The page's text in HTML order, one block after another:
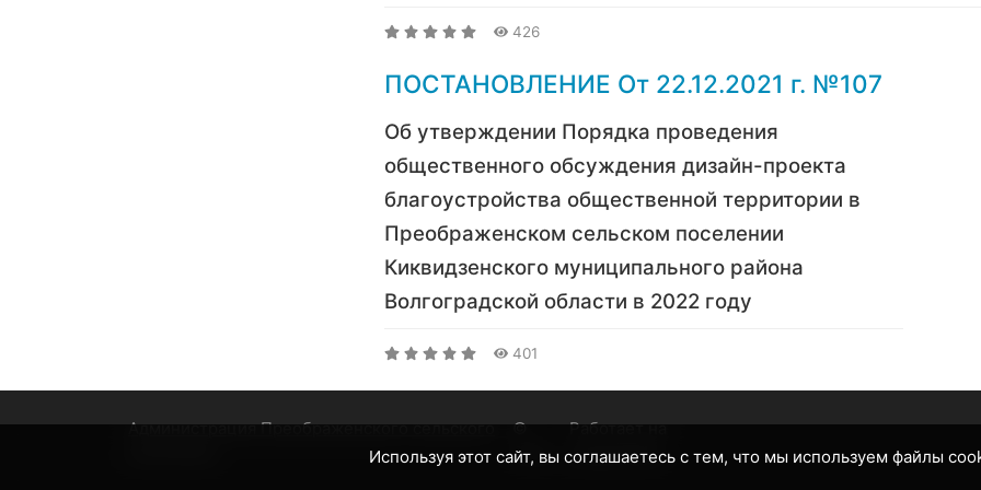
426
ПОСТАНОВЛЕНИЕ От 22.12.2021 г. №107
Об утверждении Порядка проведения
общественного обсуждения дизайн-проекта
благоустройства общественной территории в
Преображенском сельском поселении
Киквидзенского муниципального района
Волгоградской области в 2022 году
401
Администрация Преображенского сельского
©
2026
Работает на
InstantCMS
Используя этот сайт, вы соглашаетесь с тем, что мы используем файлы